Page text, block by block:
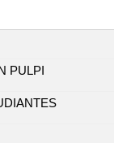
PULPI